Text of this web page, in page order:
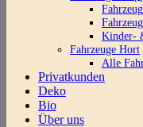
Kinder-
Fahrzeuge Hort
Alle
Privatkunden
Deko
Bio
Über uns